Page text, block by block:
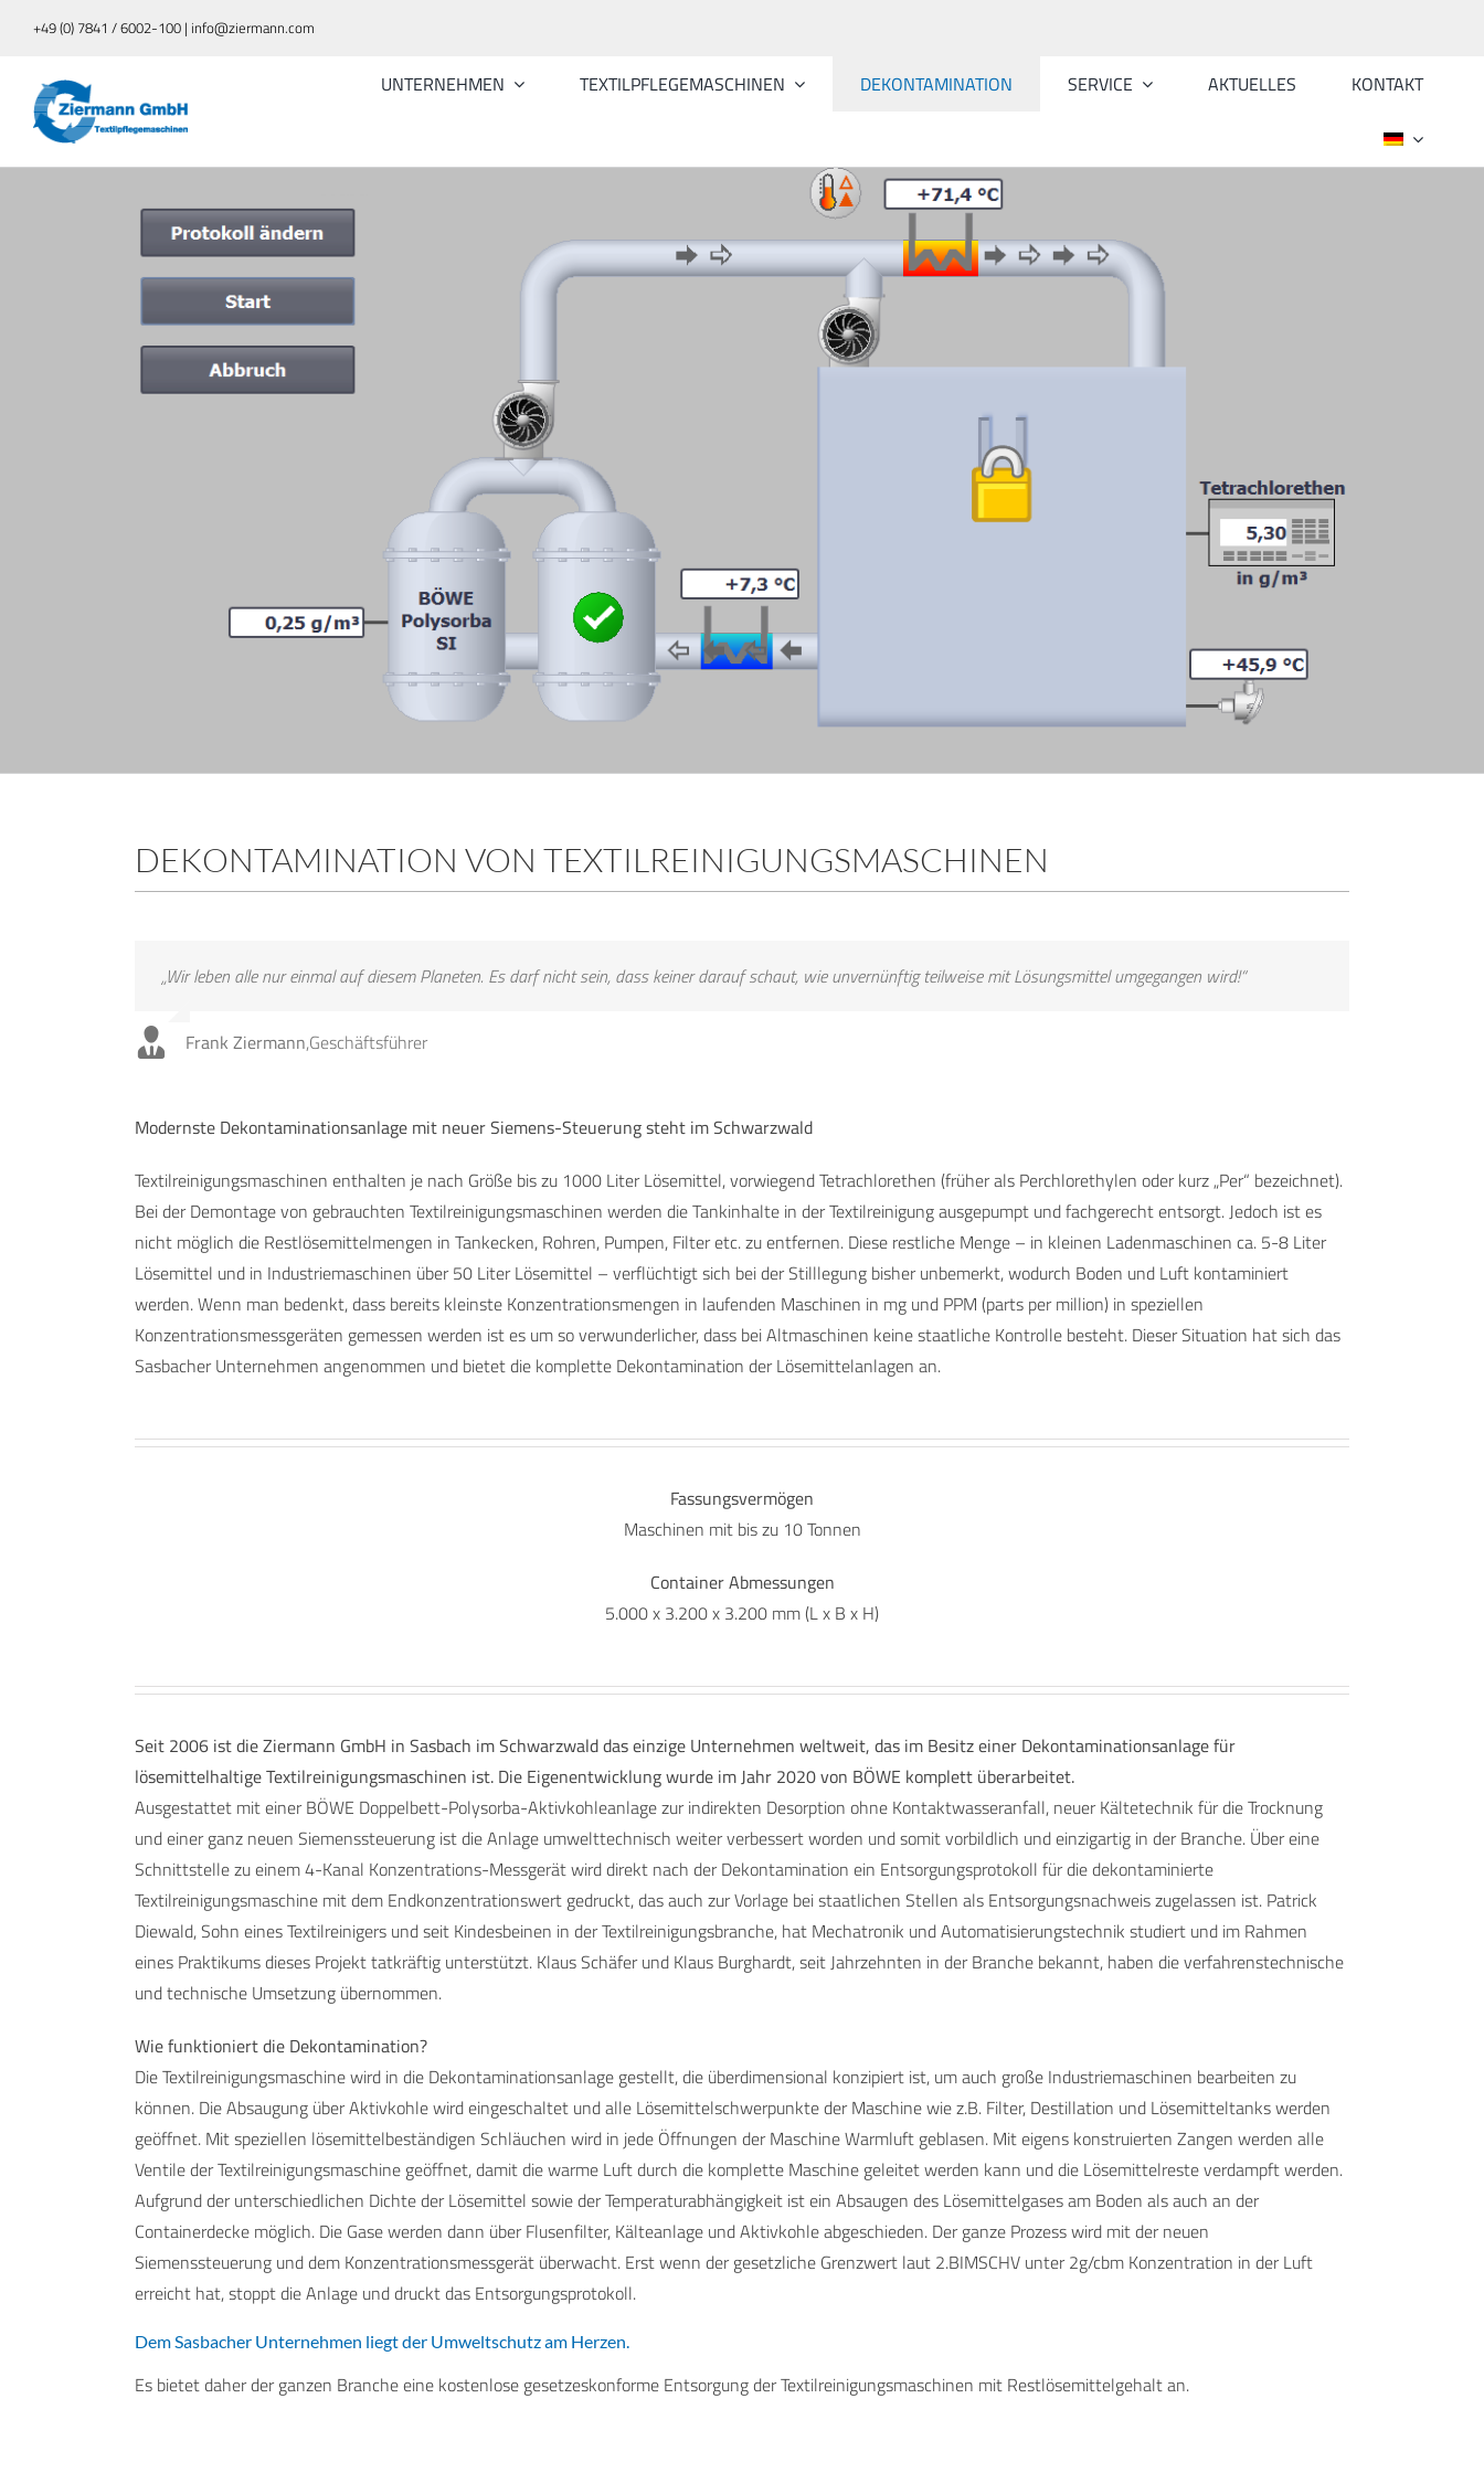
springen
+49 (0) 7841 / 6002-100 | info@ziermann.com
UNTERNEHMEN TEXTILPFLEGEMASCHINEN DEKONTAMINATION SERVICE AKTUELLES KONTAKT
DEKONTAMINATION VON TEXTILREINIGUNGSMASCHINEN
„Wir leben alle nur einmal auf diesem Planeten. Es darf nicht sein, dass keiner darauf schaut, wie unvernünftig teilweise mit Lösungsmittel umgegangen wird!“
Frank Ziermann,Geschäftsführer
Modernste Dekontaminationsanlage mit neuer Siemens-Steuerung steht im Schwarzwald
Textilreinigungsmaschinen enthalten je nach Größe bis zu 1000 Liter Lösemittel, vorwiegend Tetrachlorethen (früher als Perchlorethylen oder kurz „Per“ bezeichnet).
Bei der Demontage von gebrauchten Textilreinigungsmaschinen werden die Tankinhalte in der Textilreinigung ausgepumpt und fachgerecht entsorgt. Jedoch ist es
nicht möglich die Restlösemittelmengen in Tankecken, Rohren, Pumpen, Filter etc. zu entfernen. Diese restliche Menge – in kleinen Ladenmaschinen ca. 5-8 Liter
Lösemittel und in Industriemaschinen über 50 Liter Lösemittel – verflüchtigt sich bei der Stilllegung bisher unbemerkt, wodurch Boden und Luft kontaminiert
werden. Wenn man bedenkt, dass bereits kleinste Konzentrationsmengen in laufenden Maschinen in mg und PPM (parts per million) in speziellen
Konzentrationsmessgeräten gemessen werden ist es um so verwunderlicher, dass bei Altmaschinen keine staatliche Kontrolle besteht. Dieser Situation hat sich das
Sasbacher Unternehmen angenommen und bietet die komplette Dekontamination der Lösemittelanlagen an.
Fassungsvermögen
Maschinen mit bis zu 10 Tonnen
Container Abmessungen
5.000 x 3.200 x 3.200 mm (L x B x H)
Seit 2006 ist die Ziermann GmbH in Sasbach im Schwarzwald das einzige Unternehmen weltweit, das im Besitz einer Dekontaminationsanlage für
lösemittelhaltige Textilreinigungsmaschinen ist. Die Eigenentwicklung wurde im Jahr 2020 von BÖWE komplett überarbeitet.
Ausgestattet mit einer BÖWE Doppelbett-Polysorba-Aktivkohleanlage zur indirekten Desorption ohne Kontaktwasseranfall, neuer Kältetechnik für die Trocknung
und einer ganz neuen Siemenssteuerung ist die Anlage umwelttechnisch weiter verbessert worden und somit vorbildlich und einzigartig in der Branche. Über eine
Schnittstelle zu einem 4-Kanal Konzentrations-Messgerät wird direkt nach der Dekontamination ein Entsorgungsprotokoll für die dekontaminierte
Textilreinigungsmaschine mit dem Endkonzentrationswert gedruckt, das auch zur Vorlage bei staatlichen Stellen als Entsorgungsnachweis zugelassen ist. Patrick
Diewald, Sohn eines Textilreinigers und seit Kindesbeinen in der Textilreinigungsbranche, hat Mechatronik und Automatisierungstechnik studiert und im Rahmen
eines Praktikums dieses Projekt tatkräftig unterstützt. Klaus Schäfer und Klaus Burghardt, seit Jahrzehnten in der Branche bekannt, haben die verfahrenstechnische
und technische Umsetzung übernommen.
Wie funktioniert die Dekontamination?
Die Textilreinigungsmaschine wird in die Dekontaminationsanlage gestellt, die überdimensional konzipiert ist, um auch große Industriemaschinen bearbeiten zu
können. Die Absaugung über Aktivkohle wird eingeschaltet und alle Lösemittelschwerpunkte der Maschine wie z.B. Filter, Destillation und Lösemitteltanks werden
geöffnet. Mit speziellen lösemittelbeständigen Schläuchen wird in jede Öffnungen der Maschine Warmluft geblasen. Mit eigens konstruierten Zangen werden alle
Ventile der Textilreinigungsmaschine geöffnet, damit die warme Luft durch die komplette Maschine geleitet werden kann und die Lösemittelreste verdampft werden.
Aufgrund der unterschiedlichen Dichte der Lösemittel sowie der Temperaturabhängigkeit ist ein Absaugen des Lösemittelgases am Boden als auch an der
Containerdecke möglich. Die Gase werden dann über Flusenfilter, Kälteanlage und Aktivkohle abgeschieden. Der ganze Prozess wird mit der neuen
Siemenssteuerung und dem Konzentrationsmessgerät überwacht. Erst wenn der gesetzliche Grenzwert laut 2.BIMSCHV unter 2g/cbm Konzentration in der Luft
erreicht hat, stoppt die Anlage und druckt das Entsorgungsprotokoll.
Dem Sasbacher Unternehmen liegt der Umweltschutz am Herzen.
Es bietet daher der ganzen Branche eine kostenlose gesetzeskonforme Entsorgung der Textilreinigungsmaschinen mit Restlösemittelgehalt an.